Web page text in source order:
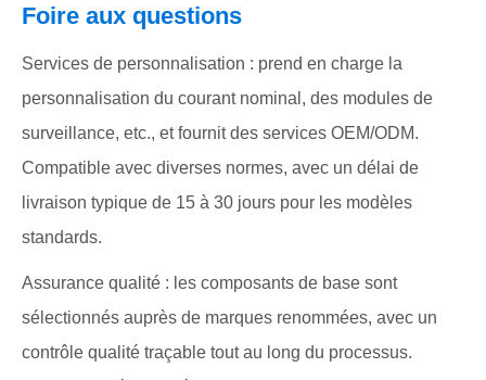
Foire aux questions
Services de personnalisation : prend en charge la
personnalisation du courant nominal, des modules de
surveillance, etc., et fournit des services OEM/ODM.
Compatible avec diverses normes, avec un délai de
livraison typique de 15 à 30 jours pour les modèles
standards.
Assurance qualité : les composants de base sont
sélectionnés auprès de marques renommées, avec un
contrôle qualité traçable tout au long du processus.